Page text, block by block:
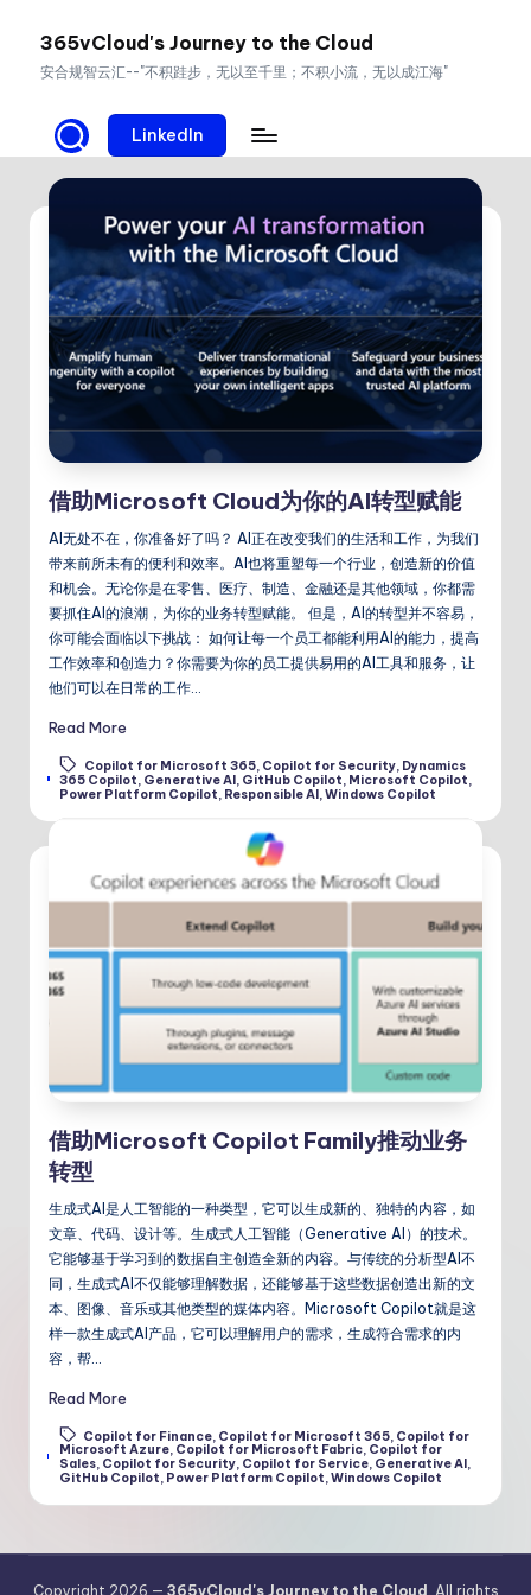
365vCloud's Journey to the Cloud
安合规智云汇--"不积跬步，无以至千里；不积小流，无以成江海"
LinkedIn
借助Microsoft Cloud为你的AI转型赋能
AI无处不在，你准备好了吗？ AI正在改变我们的生活和工作，为我们
带来前所未有的便利和效率。AI也将重塑每一个行业，创造新的价值
和机会。无论你是在零售、医疗、制造、金融还是其他领域，你都需
要抓住AI的浪潮，为你的业务转型赋能。 但是，AI的转型并不容易，
你可能会面临以下挑战： 如何让每一个员工都能利用AI的能力，提高
工作效率和创造力？你需要为你的员工提供易用的AI工具和服务，让
他们可以在日常的工作…
Read More
Tags:
Copilot for Microsoft 365, Copilot for Security, Dynamics
365 Copilot Generative AI GitHub Copilot Microsoft Copilot
Power Platform Copilot Responsible AI ,Windows Copilot
借助Microsoft Copilot Family推动业务
转型
生成式AI是人工智能的一种类型，它可以生成新的、独特的内容，如
文章、代码、设计等。生成式人工智能（Generative AI）的技术。
它能够基于学习到的数据自主创造全新的内容。与传统的分析型AI不
同，生成式AI不仅能够理解数据，还能够基于这些数据创造出新的文
本、图像、音乐或其他类型的媒体内容。Microsoft Copilot就是这
样一款生成式AI产品，它可以理解用户的需求，生成符合需求的内
容，帮…
Read More
Tags:
Copilot for Finance Copilot for Microsoft 365 Copilot for
Microsoft Azure, Copilot for Microsoft Fabric, Copilot for
Sales, Copilot for Security, Copilot for Service, Generative AI ,
GitHub Copilot, Power Platform Copilot,Windows Copilot
Copyright 2026 — 365vCloud's Journey to the Cloud . All rights